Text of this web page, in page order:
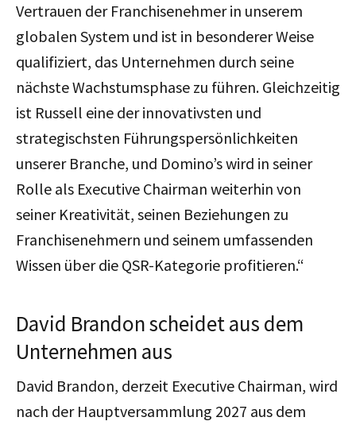
Vertrauen der Franchisenehmer in unserem
globalen System und ist in besonderer Weise
qualifiziert, das Unternehmen durch seine
nächste Wachstumsphase zu führen. Gleichzeitig
ist Russell eine der innovativsten und
strategischsten Führungspersönlichkeiten
unserer Branche, und Domino’s wird in seiner
Rolle als Executive Chairman weiterhin von
seiner Kreativität, seinen Beziehungen zu
Franchisenehmern und seinem umfassenden
Wissen über die QSR-Kategorie profitieren.“
David Brandon scheidet aus dem
Unternehmen aus
David Brandon, derzeit Executive Chairman, wird
nach der Hauptversammlung 2027 aus dem